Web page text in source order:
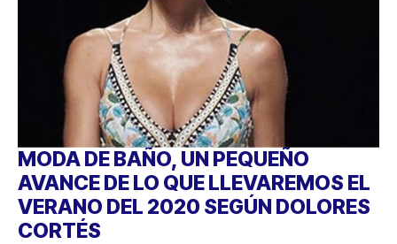
MODA DE BAÑO, UN PEQUEÑO
AVANCE DE LO QUE LLEVAREMOS EL
VERANO DEL 2020 SEGÚN DOLORES
CORTÉS